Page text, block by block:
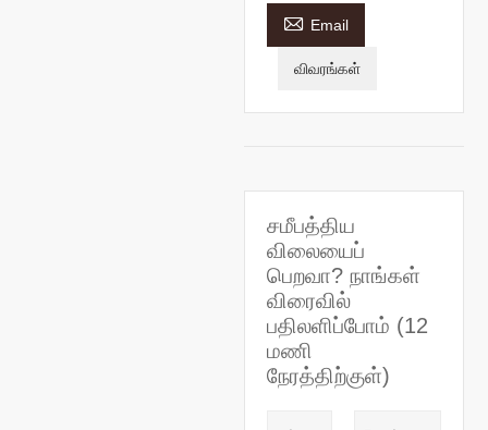
 Email
விவரங்கள்
சமீபத்திய
விலையைப்
பெறவா? நாங்கள்
விரைவில்
பதிலளிப்போம் (12
மணி
நேரத்திற்குள்)